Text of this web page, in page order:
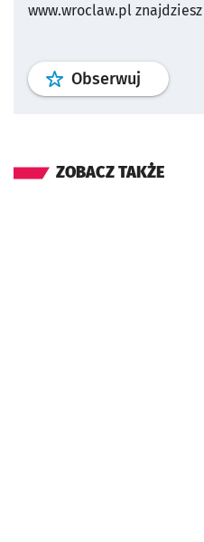
www.wroclaw.pl znajdziesz
Obserwuj profil
ZOBACZ TAKŻE